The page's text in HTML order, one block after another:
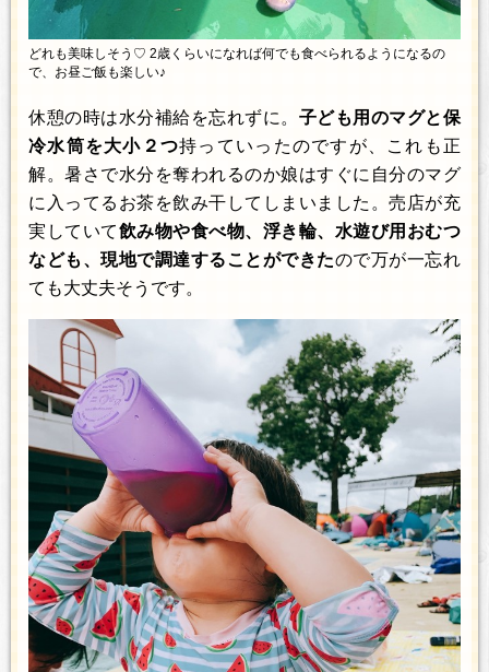
どれも美味しそう♡ 2歳くらいになれば何でも食べられるようになるの
で、お昼ご飯も楽しい♪
休憩の時は水分補給を忘れずに。 子ども用のマグと保
冷水筒を大小２つ持っていったのですが、これも正
解。暑さで水分を奪われるのか娘はすぐに自分のマグ
に入ってるお茶を飲み干してしまいました。売店が充
実していて飲み物や食べ物、浮き輪、水遊び用おむつ
なども、現地で調達することができたので万が一忘れ
ても大丈夫そうです。